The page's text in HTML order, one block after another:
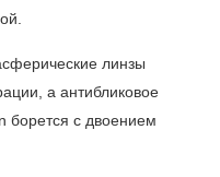
линзы
а антибликовое
борется с двоением